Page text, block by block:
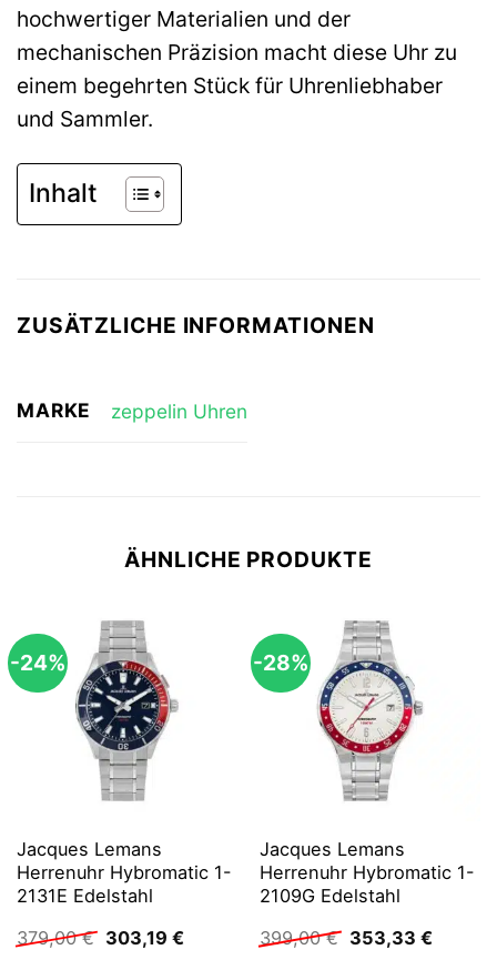
hochwertiger Materialien und der
mechanischen Präzision macht diese Uhr zu
einem begehrten Stück für Uhrenliebhaber
und Sammler.
Inhalt
ZUSÄTZLICHE INFORMATIONEN
MARKE zeppelin Uhren
ÄHNLICHE PRODUKTE
-24%
Jacques Lemans
Herrenuhr Hybromatic 1-
2131E Edelstahl
379,00€ Ursprünglicher
Preis
303,19 €Aktueller
-28%
Jacques Lemans
Herrenuhr Hybromatic 1-
2109G Edelstahl
399,00€ Ursprünglicher
Preis
353,33 €